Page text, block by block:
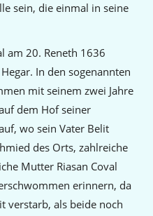
sein, die einmal in seine
am 20. Reneth 1636
In den sogenannten
mit seinem zwei Jahre
dem Hof seiner
wo sein Vater Belit
des Orts, zahlreiche
Mutter Riasan Coval
erinnern, da
verstarb, als beide noch